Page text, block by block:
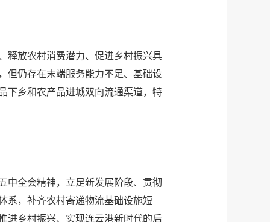
释放农村消费潜力、促进乡村振兴具
但仍存在末端服务能力不足、基础设
下乡和农产品进城双向流通渠道，特
中全会精神，立足新发展阶段、贯彻
系，补齐农村寄递物流基础设施短
进乡村振兴、实现连云港新时代的后